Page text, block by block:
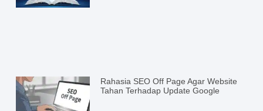
Rahasia SEO Off Page Agar Website
Tahan Terhadap Update Google